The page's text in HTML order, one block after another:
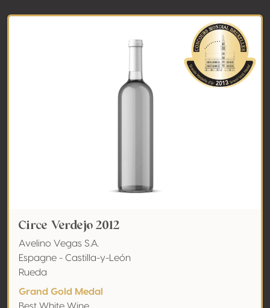
Circe Verdejo 2012
Avelino Vegas S.A.
Espagne - Castilla-y-León
Rueda
Grand Gold Medal